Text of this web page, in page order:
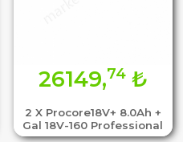
2 X Procore18V+ 8.0Ah +
Gal 18V-160 Professional
26149,74₺